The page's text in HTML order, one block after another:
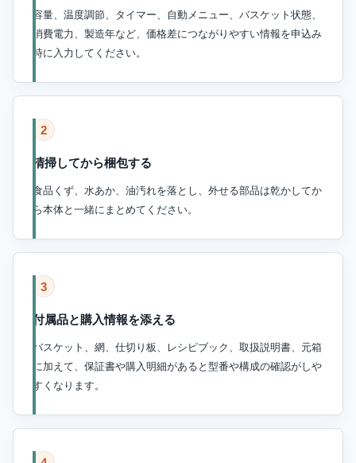
容量、温度調節、タイマー、自動メニュー、バスケット状態、
消費電力、製造年など、価格差につながりやすい情報を申込み
時に入力してください。
2
清掃してから梱包する
食品くず、水あか、油汚れを落とし、外せる部品は乾かしてか
ら本体と一緒にまとめてください。
3
付属品と購入情報を添える
バスケット、網、仕切り板、レシピブック、取扱説明書、元箱
に加えて、保証書や購入明細があると型番や構成の確認がしや
すくなります。